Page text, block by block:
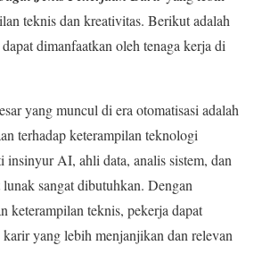
teknis dan kreativitas. Berikut adalah
dimanfaatkan oleh tenaga kerja di
yang muncul di era otomatisasi adalah
terhadap keterampilan teknologi
insinyur AI, ahli data, analis sistem, dan
sangat dibutuhkan. Dengan
keterampilan teknis, pekerja dapat
yang lebih menjanjikan dan relevan